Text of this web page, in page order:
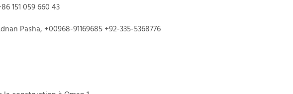
151 059 660 43
Pasha, +00968-91169685 +92-335-5368776